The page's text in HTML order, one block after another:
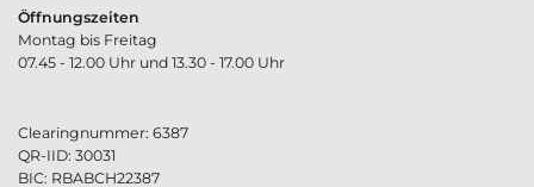
Öffnungszeiten
Montag bis Freitag
07.45 - 12.00 Uhr und 13.30 - 17.00 Uhr
Clearingnummer: 6387
QR-IID: 30031
BIC: RBABCH22387